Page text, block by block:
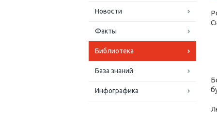
Новости
Факты
Библиотека
База знаний
Инфографика